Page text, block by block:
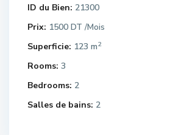
ID du Bien: 21300
Prix: 1500 DT /Mois
Superficie: 123 m2
Rooms: 3
Bedrooms: 2
Salles de bains: 2